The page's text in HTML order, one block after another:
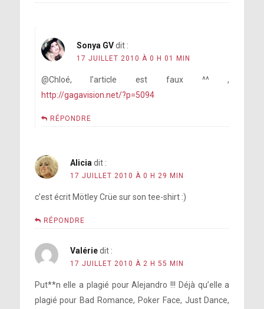
Sonya GV dit :
17 JUILLET 2010 À 0 H 01 MIN
@Chloé, l’article est faux ^^ ,
http://gagavision.net/?p=5094
RÉPONDRE
Alicia dit :
17 JUILLET 2010 À 0 H 29 MIN
c’est écrit Mötley Crüe sur son tee-shirt :)
RÉPONDRE
Valérie dit :
17 JUILLET 2010 À 2 H 55 MIN
Put**n elle a plagié pour Alejandro !!! Déjà qu’elle a
plagié pour Bad Romance, Poker Face, Just Dance,